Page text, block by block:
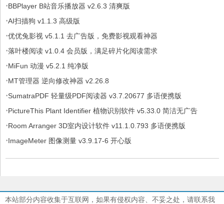
·BBPlayer B站音乐播放器 v2.6.3 清爽版
·AI扫描狗 v1.1.3 高级版
·优优兔影视 v5.1.1 去广告版，免费影视观看神器
·落叶楼阅读 v1.0.4 会员版，满足碎片化阅读需求
·MiFun 动漫 v5.2.1 纯净版
·MT管理器 逆向修改神器 v2.26.8
·SumatraPDF 轻量级PDF阅读器 v3.7.20677 多语便携版
·PictureThis Plant Identifier 植物识别软件 v5.33.0 简洁无广告
·Room Arranger 3D室内设计软件 v11.1.0.793 多语便携版
·ImageMeter 图像测量 v3.9.17-6 开心版
本站部分内容收集于互联网，如果有侵权内容、不妥之处，请联系我